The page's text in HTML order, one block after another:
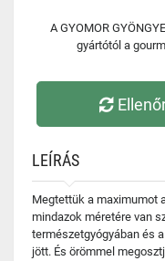
A GYOMOR
gyártótól a
LEÍRÁS
Megtettük a maximumot
mindazok méretére van
természetgyógyában és
jött. És örömmel